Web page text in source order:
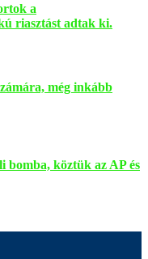
a
riasztást adtak ki.
még inkább
bomba, köztük az AP és